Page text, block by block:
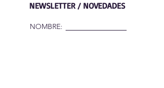
NOMBRE:
NEWSLETTER / NOVEDADES